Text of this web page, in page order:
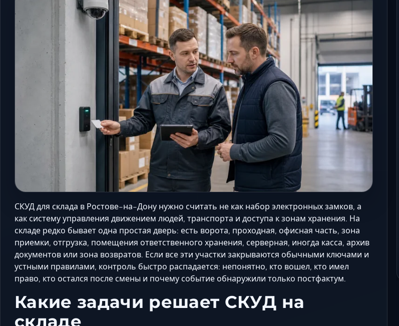
СКУД для склада в Ростове-на-Дону нужно считать не как набор электронных замков, а
как систему управления движением людей, транспорта и доступа к зонам хранения. На
складе редко бывает одна простая дверь: есть ворота, проходная, офисная часть, зона
приемки, отгрузка, помещения ответственного хранения, серверная, иногда касса, архив
документов или зона возвратов. Если все эти участки закрываются обычными ключами и
устными правилами, контроль быстро распадается: непонятно, кто вошел, кто имел
право, кто остался после смены и почему событие обнаружили только постфактум.
Какие задачи решает СКУД на
складе